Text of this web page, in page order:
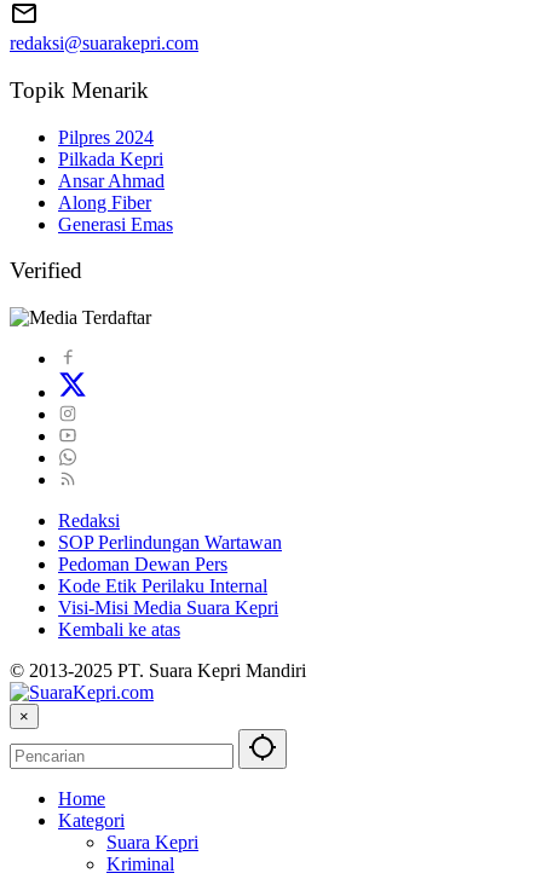
redaksi@suarakepri.com
Topik Menarik
Pilpres 2024
Pilkada Kepri
Ansar Ahmad
Along Fiber
Generasi Emas
Verified
Redaksi
SOP Perlindungan Wartawan
Pedoman Dewan Pers
Kode Etik Perilaku Internal
Visi-Misi Media Suara Kepri
Kembali ke atas
© 2013-2025 PT. Suara Kepri Mandiri
×
Home
Kategori
Suara Kepri
Kriminal